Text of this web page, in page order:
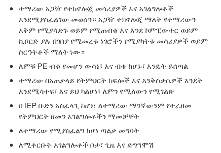
ተማሪው አጋዥ የተክኖሎጂ መሳሪያዎች እና አገልግሎቶች
እንደሚያስፈልገው መወሰን። አጋዥ ተክኖሎጂ ማለት የተማሪውን
አቅም የሚያሳድጉ ወይም የሚጠብቁ እና እንደ ኮምፒውተር ወይም
ኪቦርድ ያሉ በገበያ የሚመረቱ ነገሮችን የሚያካትቱ መሳሪያዎች ወይም
ስርዓትቶች ማለት ነው።
ለምቹ PE ብቁ የመሆን ውሳኔ፣ እና ብቁ ከሆኑ፣ እንዴት ይሰጣል
ተማሪው በአጠቃላይ የትምህርት ክፍሎች እና እንቅስቃሴዎች እንደት
እንደሚሳተፍ፣ እና ይህ ካልሆነ፣ ለምን የሚለውን የሚገልጽ
በ IEP ቡድን አስፈላጊ ከሆነ፣ ለተማሪው ማንኛውንም የተራዘመ
የትምህርት ዘመን አገልግሎቶችን ማመቻቸት
ለተማሪው የሚያስፈልግ ከሆነ ጣልቃ መግባት
ለሚቀርቡት አገልግሎቶች ቦታ፣ ጊዜ እና ድግግሞሽ